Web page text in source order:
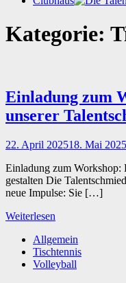
Kategorie:
Einladung zum
unserer
22. April 202518. Mai 2025
Einladung zum Workshop:
gestalten Die
neue Impulse: Sie […]
Weiterlesen
Allgemein
Tischtennis
Volleyball